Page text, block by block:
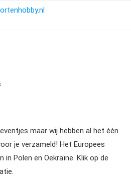
maar wij hebben al het één
je verzameld! Het Europees
in Polen en Oekraïne. Klik op de